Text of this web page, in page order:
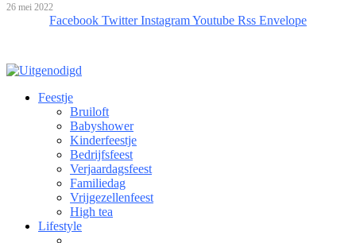
26 mei 2022
Facebook Twitter InstagramYoutube Rss Envelope
Feestje
Bruiloft
Babyshower
Kinderfeestje
Bedrijfsfeest
Verjaardagsfeest
Familiedag
Vrijgezellenfeest
High tea
Lifestyle